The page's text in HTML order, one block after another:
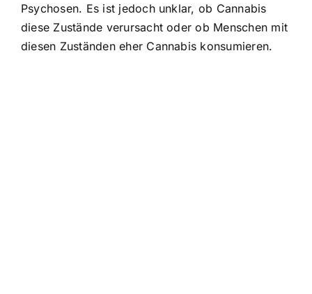
Psychosen. Es ist jedoch unklar, ob Cannabis
diese Zustände verursacht oder ob Menschen mit
diesen Zuständen eher Cannabis konsumieren.